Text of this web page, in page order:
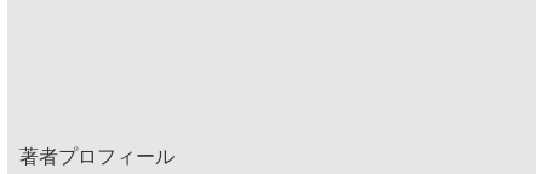
著者プロフィール